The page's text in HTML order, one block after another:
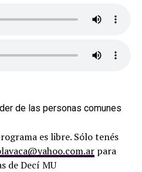
es libre. Sólo tenés
para
de Decí MU